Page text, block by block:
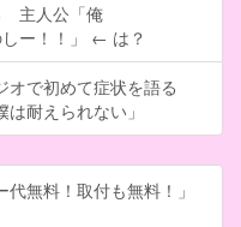
主人公「俺
ー！！」 ← は？
オで初めて症状を語る
耐えられない」
無料！取付も無料！」